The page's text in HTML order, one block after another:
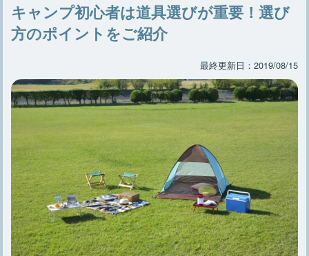
キャンプ初心者は道具選びが重要！選び
方のポイントをご紹介
最終更新日：2019/08/15